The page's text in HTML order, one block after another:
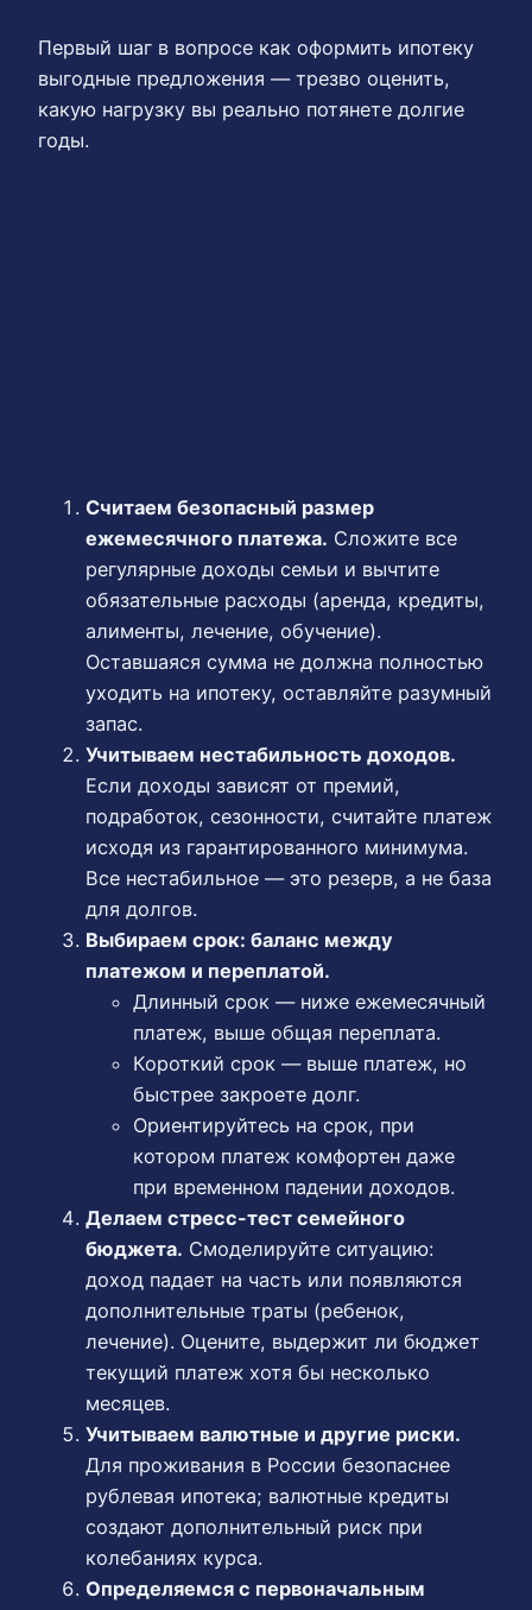
Первый шаг в вопросе как оформить ипотеку
выгодные предложения — трезво оценить,
какую нагрузку вы реально потянете долгие
годы.
Считаем безопасный размер
ежемесячного платежа. Сложите все
регулярные доходы семьи и вычтите
обязательные расходы (аренда, кредиты,
алименты, лечение, обучение).
Оставшаяся сумма не должна полностью
уходить на ипотеку, оставляйте разумный
запас.
Учитываем нестабильность доходов.
Если доходы зависят от премий,
подработок, сезонности, считайте платеж
исходя из гарантированного минимума.
Все нестабильное — это резерв, а не база
для долгов.
Выбираем срок: баланс между
платежом и переплатой.
Длинный срок — ниже ежемесячный
платеж, выше общая переплата.
Короткий срок — выше платеж, но
быстрее закроете долг.
Ориентируйтесь на срок, при
котором платеж комфортен даже
при временном падении доходов.
Делаем стресс-тест семейного
бюджета. Смоделируйте ситуацию:
доход падает на часть или появляются
дополнительные траты (ребенок,
лечение). Оцените, выдержит ли бюджет
текущий платеж хотя бы несколько
месяцев.
Учитываем валютные и другие риски.
Для проживания в России безопаснее
рублевая ипотека; валютные кредиты
создают дополнительный риск при
колебаниях курса.
Определяемся с первоначальным